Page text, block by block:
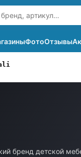
ФотоОтзывы
бренд детской